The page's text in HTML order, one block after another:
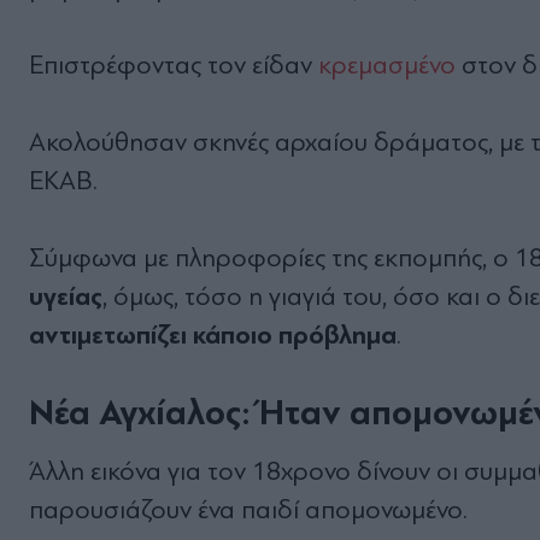
Επιστρέφοντας τον είδαν κρεμασμένο στον
Ακολούθησαν σκηνές αρχαίου δράματος, με
ΕΚΑΒ.
Σύμφωνα με πληροφορίες της εκπομπής, ο
υγείας, όμως, τόσο η γιαγιά του, όσο και ο
αντιμετωπίζει κάποιο πρόβλημα.
Νέα Αγχίαλος: Ήταν
Άλλη εικόνα για τον 18χρονο δίνουν οι
παρουσιάζουν ένα παιδί απομονωμένο.